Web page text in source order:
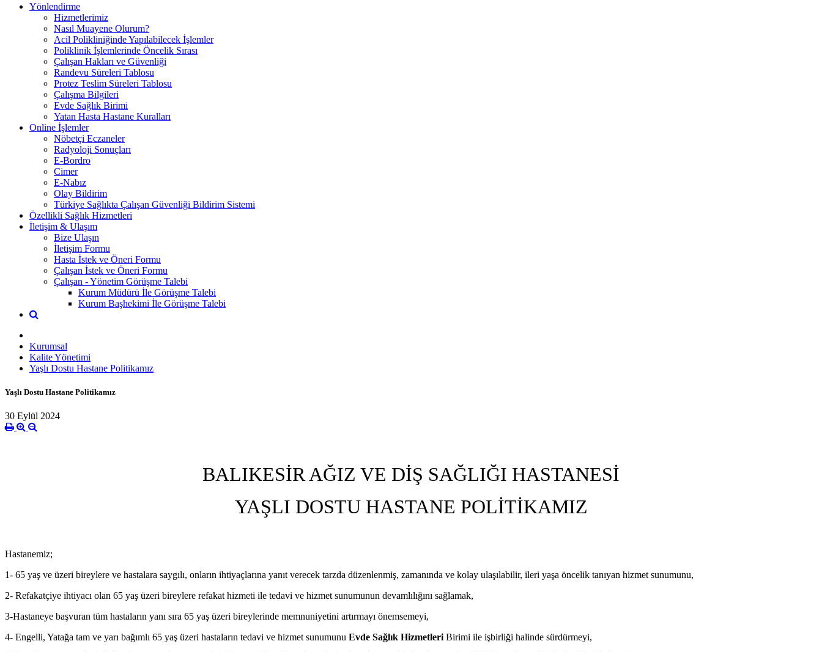
Yönlendirme
Hizmetlerimiz
Nasıl Muayene Olurum?
Acil Polikliniğinde Yapılabilecek İşlemler
Poliklinik İşlemlerinde Öncelik Sırası
Çalışan Hakları ve Güvenliği
Randevu Süreleri Tablosu
Protez Teslim Süreleri Tablosu
Çalışma Bilgileri
Evde Sağlık Birimi
Yatan Hasta Hastane Kuralları
Online İşlemler
Nöbetçi Eczaneler
Radyoloji Sonuçları
E-Bordro
Cimer
E-Nabız
Olay Bildirim
Türkiye Sağlıkta Çalışan Güvenliği Bildirim Sistemi
Özellikli Sağlık Hizmetleri
İletişim & Ulaşım
Bize Ulaşın
İletişim Formu
Hasta İstek ve Öneri Formu
Çalışan İstek ve Öneri Formu
Çalışan - Yönetim Görüşme Talebi
Kurum Müdürü İle Görüşme Talebi
Kurum Başhekimi İle Görüşme Talebi
Kurumsal
Kalite Yönetimi
Yaşlı Dostu Hastane Politikamız
Yaşlı Dostu Hastane Politikamız
30 Eylül 2024
BALIKESİR AĞIZ VE DİŞ SAĞLIĞI HASTANESİ
YAŞLI DOSTU HASTANE POLİTİKAMIZ
Hastanemiz;
1- 65 yaş ve üzeri bireylere ve hastalara saygılı, onların ihtiyaçlarına yanıt verecek tarzda düzenlenmiş, zamanında ve kolay ulaşılabilir, ileri yaşa öncelik tanıyan hizmet sunumunu,
2- Refakatçiye ihtiyacı olan 65 yaş üzeri bireylere refakat hizmeti ile tedavi ve hizmet sunumunun devamlılığını sağlamak,
3-Hastaneye başvuran tüm hastaların yanı sıra 65 yaş üzeri bireylerinde memnuniyetini artırmayı önemsemeyi,
4- Engelli, Yatağa tam ve yarı bağımlı 65 yaş üzeri hastaların tedavi ve hizmet sunumunu Evde Sağlık Hizmetleri Birimi ile işbirliği halinde sürdürmeyi,